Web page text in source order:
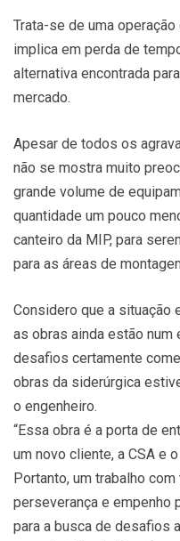
Trata-se de uma
implica em perda de
alternativa encontrada
mercado.
Apesar de todos os
não se mostra muito
grande volume de
quantidade um pouco
canteiro da MIP, para
para as áreas de
Considero que a situação
as obras ainda estão num
desafios certamente
obras da siderúrgica
o engenheiro.
“Essa obra é a porta de
um novo cliente, a CSA e
Portanto, um trabalho
perseverança e empenho
para a busca de desafios